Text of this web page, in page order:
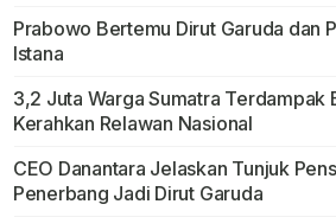
Prabowo Bertemu Dirut Garuda dan
Istana
3,2 Juta Warga Sumatra Terdampak
Kerahkan Relawan Nasional
CEO Danantara Jelaskan Tunjuk
Penerbang Jadi Dirut Garuda